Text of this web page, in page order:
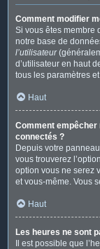
Comment modifier
Si vous êtes membre
notre base de
l’utilisateur
d’utilisateur en haut
tous les paramètres
Haut
Comment empêcher
connectés ?
Depuis votre
vous trouverez l’option
option vous ne serez
et vous-même. Vous
Haut
Les heures ne sont
Il est possible que